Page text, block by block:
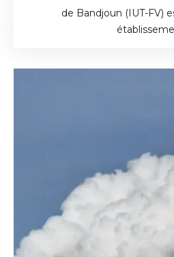
de Bandjoun (IUT-FV)